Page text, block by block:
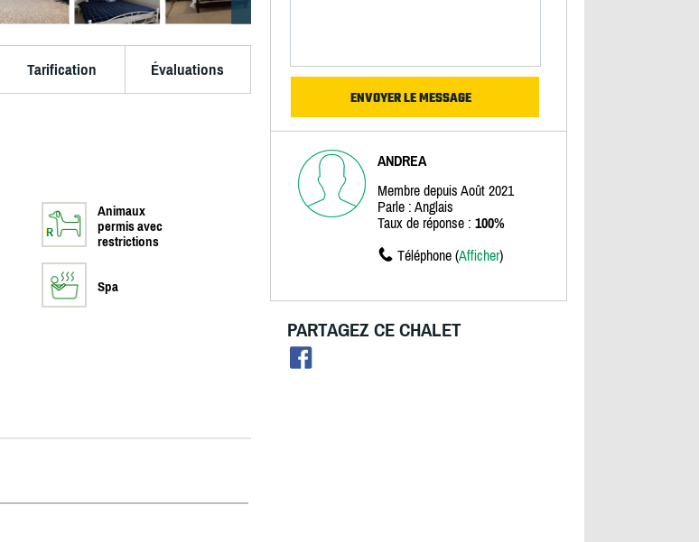
Tarification Évaluations
Animaux
permis avec
restrictions
Spa
ANDREA
Membre depuis Août 2021
Parle : Anglais
Taux de réponse : 100%
Téléphone (Afficher)
PARTAGEZ CE CHALET